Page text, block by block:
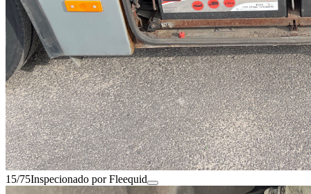
15/75Inspecionado por Fleequid